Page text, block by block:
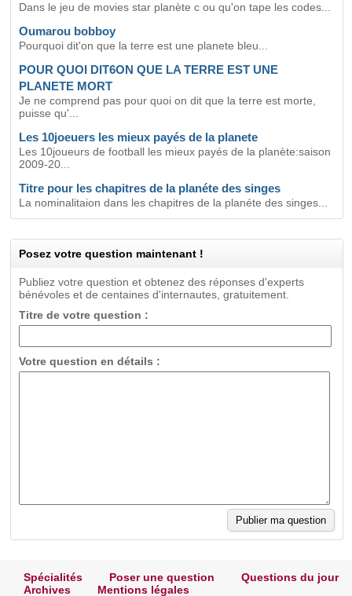
Dans le jeu de movies star planète c ou qu'on tape les codes...
Oumarou bobboy
Pourquoi dit'on que la terre est une planete bleu...
POUR QUOI DIT6ON QUE LA TERRE EST UNE
PLANETE MORT
Je ne comprend pas pour quoi on dit que la terre est morte,
puisse qu'...
Les 10joeuers les mieux payés de la planete
Les 10joueurs de football les mieux payés de la planète:saison
2009-20...
Titre pour les chapitres de la planéte des singes
La nominalitaion dans les chapitres de la planéte des singes...
Posez votre question maintenant !
Publiez votre question et obtenez des réponses d'experts
bénévoles et de centaines d'internautes, gratuitement.
Titre de votre question :
Votre question en détails :
Spécialités Poser une question
Questions du jour
Archives
Mentions légales